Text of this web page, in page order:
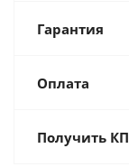
Гарантия
Оплата
Получить КП